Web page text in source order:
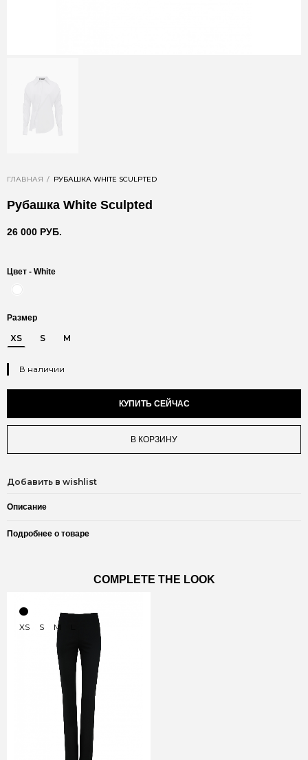
ГЛАВНАЯ РУБАШКА WHITE SCULPTED
Рубашка White Sculpted
26 000 РУБ.
Цвет - White
Размер
XS S M
В наличии
КУПИТЬ СЕЙЧАС
В КОРЗИНУ
Добавить в wishlist
Описание
Подробнее о товаре
COMPLETE THE LOOK
XS S M